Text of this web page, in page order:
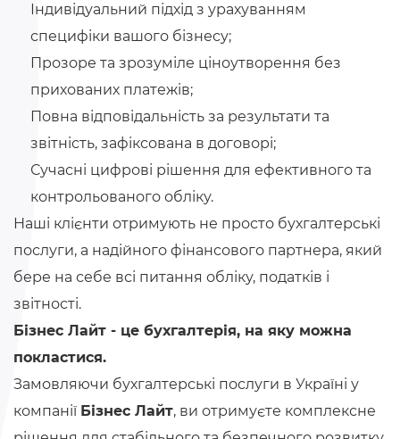
Індивідуальний підхід з урахуванням
специфіки вашого бізнесу;
Прозоре та зрозуміле ціноутворення без
прихованих платежів;
Повна відповідальність за результати та
звітність, зафіксована в договорі;
Сучасні цифрові рішення для ефективного та
контрольованого обліку.
Наші клієнти отримують не просто бухгалтерські
послуги, а надійного фінансового партнера, який
бере на себе всі питання обліку, податків і
звітності.
Бізнес Лайт - це бухгалтерія, на яку можна
покластися.
Замовляючи бухгалтерські послуги в Україні у
компанії Бізнес Лайт, ви отримуєте комплексне